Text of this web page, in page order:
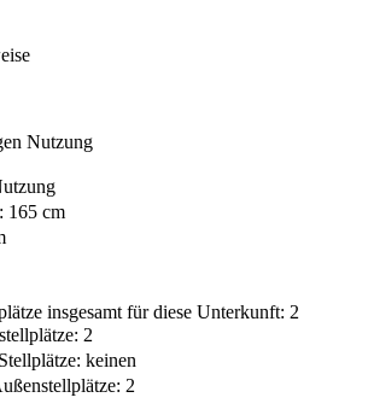
Nutzung
165 cm
insgesamt für diese Unterkunft: 2
2
keinen
2